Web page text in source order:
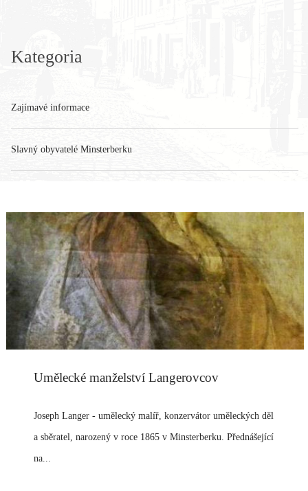
Kategoria
Zajímavé informace
Slavný obyvatelé Minsterberku
Umělecké manželství Langerovcov
Joseph Langer - umělecký malíř, konzervátor uměleckých děl
a sběratel, narozený v roce 1865 v Minsterberku. Přednášející
na...